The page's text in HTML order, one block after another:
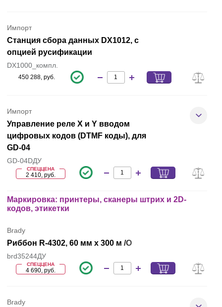
Импорт
Станция сбора данных DX1012, с
опцией русификации
DX1000_компл.
450 288, руб.
Импорт
Управление реле X и Y вводом
цифровых кодов (DTMF коды), для
GD-04
GD-04DДУ
СПЕЦЦЕНА
2 410, руб.
Маркировка: принтеры, сканеры штрих и 2D-
кодов, этикетки
Brady
Риббон R-4302, 60 мм x 300 м /О
brd35244ДУ
СПЕЦЦЕНА
4 690, руб.
Brady